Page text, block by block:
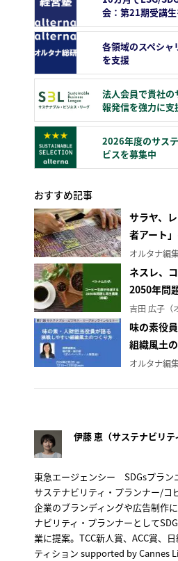
会：第21期受講
各領域のスペシャ
を支援
法人会員で貴社
報発信を強力に支
2026年度のサス
ビスを募集中
おすすめ記事
サラヤ、
者アート
オルタナ編
ネスレ、
2050年問
味の素役
組織風土
オルタナ編
東急エージェンシー SDGsプラン
サステナビリティ・プランナー/コ
企業のブランディングや広告制作
ナビリティ・プランナーとして
業に提案。TCC新人賞、ACC賞、
ティション supported by Cannes